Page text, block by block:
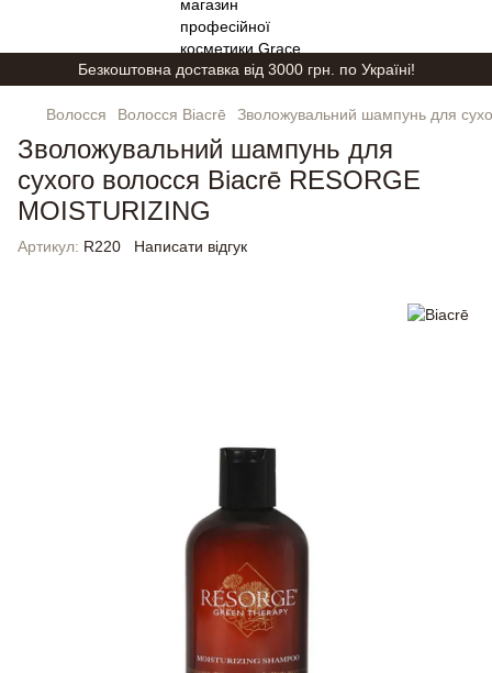
Безкоштовна доставка від 3000 грн. по Україні!
Волосся Волосся Biacrē Зволожувальний шампунь для
Зволожувальний шампунь для
сухого волосся Biacrē RESORGE
MOISTURIZING
Артикул: R220 Написати відгук